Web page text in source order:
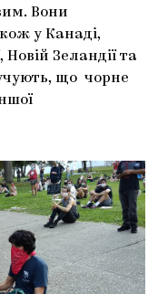
Вони
у Канаді,
Зеландії та
що чорне